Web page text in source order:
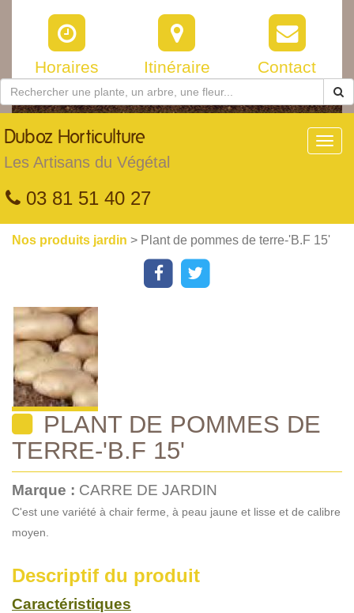
Horaires Itinéraire Contact
Duboz Horticulture
Les Artisans du Végétal
03 81 51 40 27
Nos produits jardin > Plant de pommes de terre-'B.F 15'
PLANT DE POMMES DE
TERRE-'B.F 15'
Marque : CARRE DE JARDIN
C'est une variété à chair ferme, à peau jaune et lisse et de calibre
moyen.
Descriptif du produit
Caractéristiques